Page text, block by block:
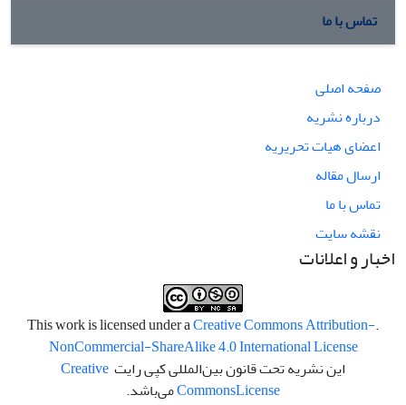
تماس با ما
صفحه اصلی
درباره نشریه
اعضای هیات تحریریه
ارسال مقاله
تماس با ما
نقشه سایت
اخبار و اعلانات
.This work is licensed under a
Creative Commons Attribution-
NonCommercial-ShareAlike 4.0 International License
این نشریه تحت قانون بین‌المللی کپی رایت Creative
CommonsLicense می‌باشد.